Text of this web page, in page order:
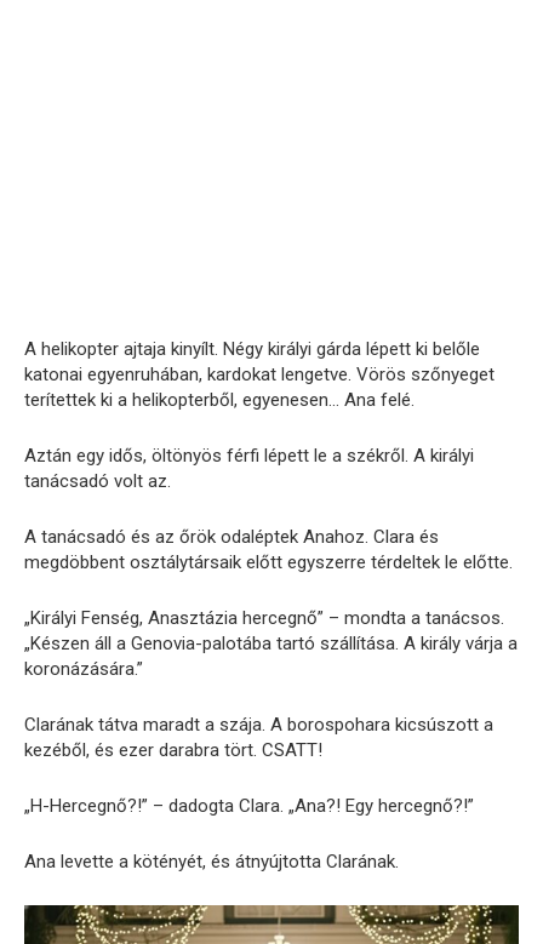
A helikopter ajtaja kinyílt. Négy királyi gárda lépett ki belőle
katonai egyenruhában, kardokat lengetve. Vörös szőnyeget
terítettek ki a helikopterből, egyenesen… Ana felé.
Aztán egy idős, öltönyös férfi lépett le a székről. A királyi
tanácsadó volt az.
A tanácsadó és az őrök odaléptek Anahoz. Clara és
megdöbbent osztálytársaik előtt egyszerre térdeltek le előtte.
„Királyi Fenség, Anasztázia hercegnő” – mondta a tanácsos.
„Készen áll a Genovia-palotába tartó szállítása. A király várja a
koronázására.”
Clarának tátva maradt a szája. A borospohara kicsúszott a
kezéből, és ezer darabra tört. CSATT!
„H-Hercegnő?!” – dadogta Clara. „Ana?! Egy hercegnő?!”
Ana levette a kötényét, és átnyújtotta Clarának.